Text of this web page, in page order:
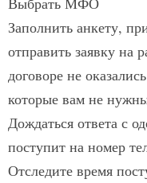
Заполнить анкету,
отправить заявку на
договоре не
которые вам не
Дождаться ответа с
поступит на номер
Отследите время